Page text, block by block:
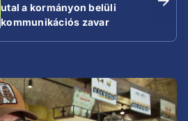
utal a kormányon belüli
kommunikációs zavar